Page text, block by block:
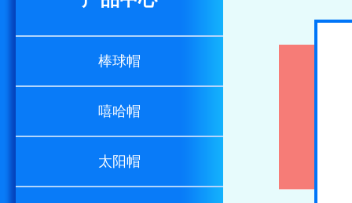
棒球帽
嘻哈帽
太阳帽